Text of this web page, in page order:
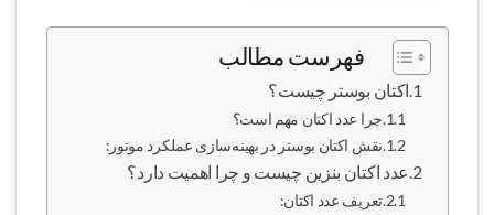
فهرست مطالب
اکتان بوستر چیست؟
چرا عدد اکتان مهم است؟
نقش اکتان بوستر در بهینه‌سازی عملکرد موتور:
عدد اکتان بنزین چیست و چرا اهمیت دارد؟
تعریف عدد اکتان: